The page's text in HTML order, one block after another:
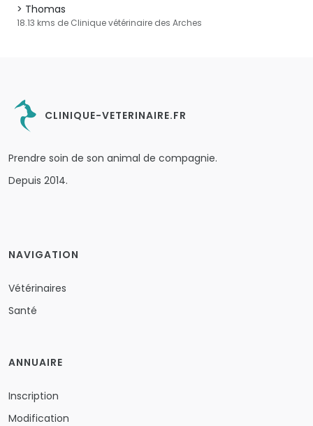
Thomas
18.13 kms de Clinique vétérinaire des Arches
CLINIQUE-VETERINAIRE.FR
Prendre soin de son animal de compagnie.
Depuis 2014.
NAVIGATION
Vétérinaires
Santé
ANNUAIRE
Inscription
Modification